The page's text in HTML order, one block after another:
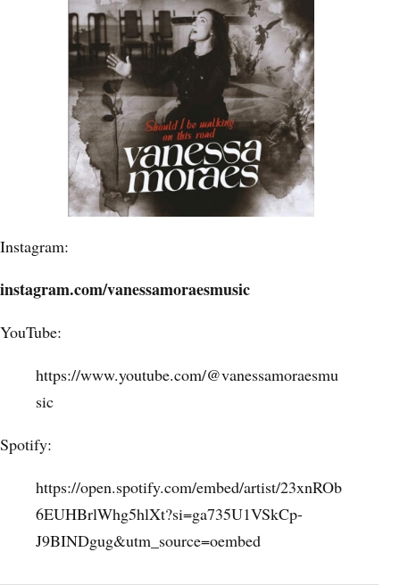
Instagram:
instagram.com/vanessamoraesmusic
YouTube:
https://www.youtube.com/@vanessamoraesmu
sic
Spotify:
https://open.spotify.com/embed/artist/23xnROb
6EUHBrlWhg5hlXt?si=ga735U1VSkCp-
J9BINDgug&utm_source=oembed